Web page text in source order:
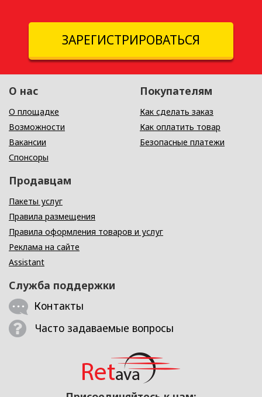
ЗАРЕГИСТРИРОВАТЬСЯ
О нас
О площадке
Возможности
Вакансии
Спонсоры
Покупателям
Как сделать заказ
Как оплатить товар
Безопасные платежи
Продавцам
Пакеты услуг
Правила размещения
Правила оформления товаров и услуг
Реклама на сайте
Assistant
Служба поддержки
Контакты
Часто задаваемые вопросы